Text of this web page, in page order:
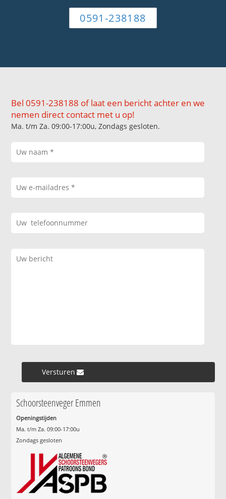
0591-238188
Bel 0591-238188 of laat een bericht achter en we
nemen direct contact met u op!
Ma. t/m Za. 09:00-17:00u, Zondags gesloten.
Versturen »
Schoorsteenveger Emmen
Openingstijden
Ma. t/m Za. 09:00-17:00u
Zondags gesloten